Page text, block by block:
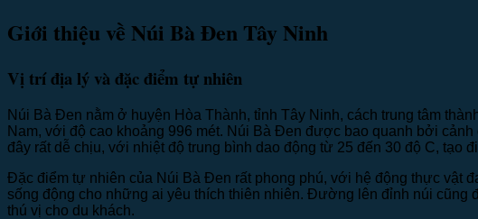
Giới thiệu về Núi Bà Đen Tây Ninh
Vị trí địa lý và đặc điểm tự nhiên
Núi Bà Đen nằm ở huyện Hòa Thành, tỉnh Tây Ninh, cách trung tâm
Nam, với độ cao khoảng 996 mét. Núi Bà Đen được bao quanh bởi
đây rất dễ chịu, với nhiệt độ trung bình dao động từ 25 đến 30 độ C, tạo
Đặc điểm tự nhiên của Núi Bà Đen rất phong phú, với hệ động thực vật
sống động cho những ai yêu thích thiên nhiên. Đường lên đỉnh núi
thú vị cho du khách.